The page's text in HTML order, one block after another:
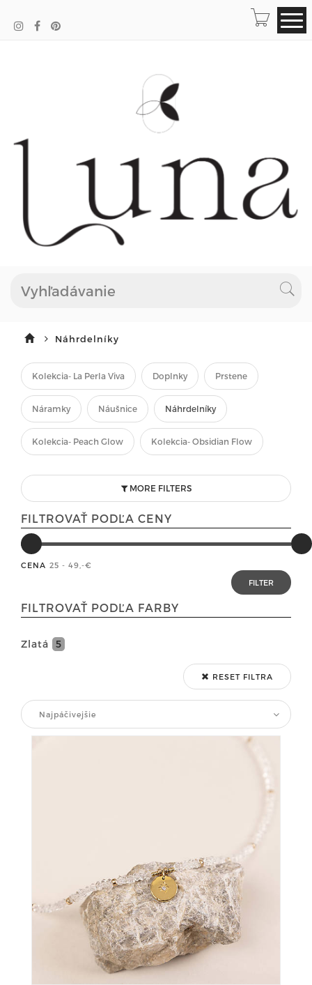
Náhrdelníky
Kolekcia- La Perla Viva Doplnky Prstene
Náramky Náušnice Náhrdelníky
Kolekcia- Peach Glow Kolekcia- Obsidian Flow
MORE FILTERS
FILTROVAŤ PODĽA CENY
CENA 25 - 49 ,-€
FILTROVAŤ PODĽA FARBY
Zlatá 5
RESET FILTRA
Najpáčivejšie